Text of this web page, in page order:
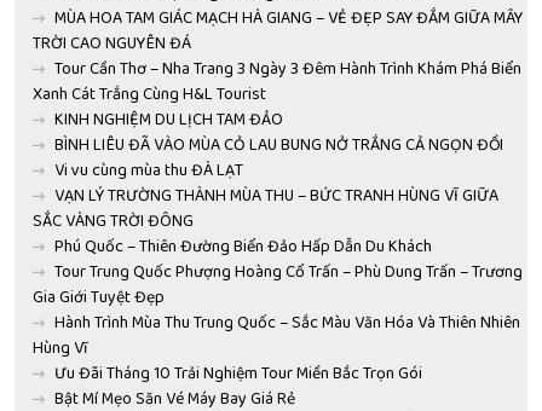
MÙA HOA TAM GIÁC MẠCH HÀ GIANG – VẺ ĐẸP SAY ĐẮM GIỮA MÂY
TRỜI CAO NGUYÊN ĐÁ
Tour Cần Thơ – Nha Trang 3 Ngày 3 Đêm Hành Trình Khám Phá Biển
Xanh Cát Trắng Cùng H&L Tourist
KINH NGHIỆM DU LỊCH TAM ĐẢO
BÌNH LIÊU ĐÃ VÀO MÙA CỎ LAU BUNG NỞ TRẮNG CẢ NGỌN ĐỒI
Vi vu cùng mùa thu ĐÀ LẠT
VẠN LÝ TRƯỜNG THÀNH MÙA THU – BỨC TRANH HÙNG VĨ GIỮA
SẮC VÀNG TRỜI ĐÔNG
Phú Quốc – Thiên Đường Biển Đảo Hấp Dẫn Du Khách
Tour Trung Quốc Phượng Hoàng Cổ Trấn – Phù Dung Trấn – Trương
Gia Giới Tuyệt Đẹp
Hành Trình Mùa Thu Trung Quốc – Sắc Màu Văn Hóa Và Thiên Nhiên
Hùng Vĩ
Ưu Đãi Tháng 10 Trải Nghiệm Tour Miền Bắc Trọn Gói
Bật Mí Mẹo Săn Vé Máy Bay Giá Rẻ